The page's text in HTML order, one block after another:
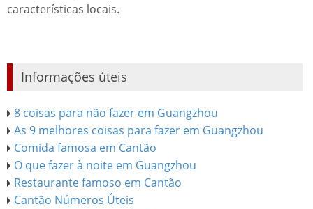
características locais.
Informações úteis
8 coisas para não fazer em Guangzhou
As 9 melhores coisas para fazer em Guangzhou
Comida famosa em Cantão
O que fazer à noite em Guangzhou
Restaurante famoso em Cantão
Cantão Números Úteis